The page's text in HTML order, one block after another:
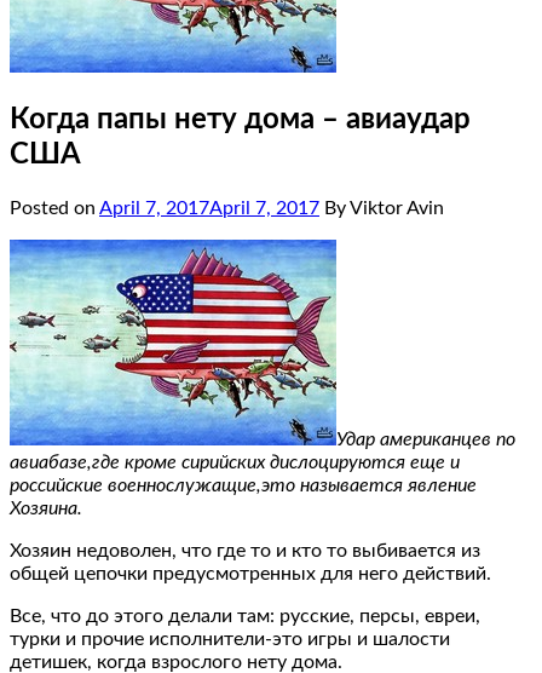
Когда папы нету дома – авиаудар
США
Posted on April 7, 2017April 7, 2017 By Viktor Avin
Удар американцев по
авиабазе,где кроме сирийских дислоцируются еще и
российские военнослужащие,это называется явление
Хозяина.
Хозяин недоволен, что где то и кто то выбивается из
общей цепочки предусмотренных для него действий.
Все, что до этого делали там: русские, персы, евреи,
турки и прочие исполнители-это игры и шалости
детишек, когда взрослого нету дома.